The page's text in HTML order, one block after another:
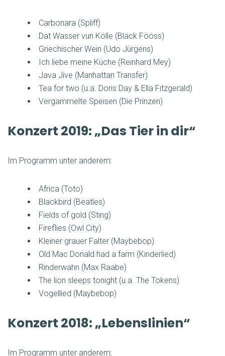
Carbonara (Spliff)
Dat Wasser vun Kölle (Bläck Fööss)
Griechischer Wein (Udo Jürgens)
Ich liebe meine Küche (Reinhard Mey)
Java Jive (Manhattan Transfer)
Tea for two (u.a. Doris Day & Ella Fitzgerald)
Vergammelte Speisen (Die Prinzen)
Konzert 2019: „Das Tier in dir“
Im Programm unter anderem:
Africa (Toto)
Blackbird (Beatles)
Fields of gold (Sting)
Fireflies (Owl City)
Kleiner grauer Falter (Maybebop)
Old Mac Donald had a farm (Kinderlied)
Rinderwahn (Max Raabe)
The lion sleeps tonight (u.a. The Tokens)
Vogellied (Maybebop)
Konzert 2018: „Lebenslinien“
Im Programm unter anderem: